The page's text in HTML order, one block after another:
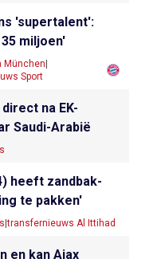
'supertalent':
miljoen'
München
Sport
na EK-
Saudi-Arabië
heeft zandbak-
te pakken'
|transfernieuws Al Ittihad
en kan Ajax